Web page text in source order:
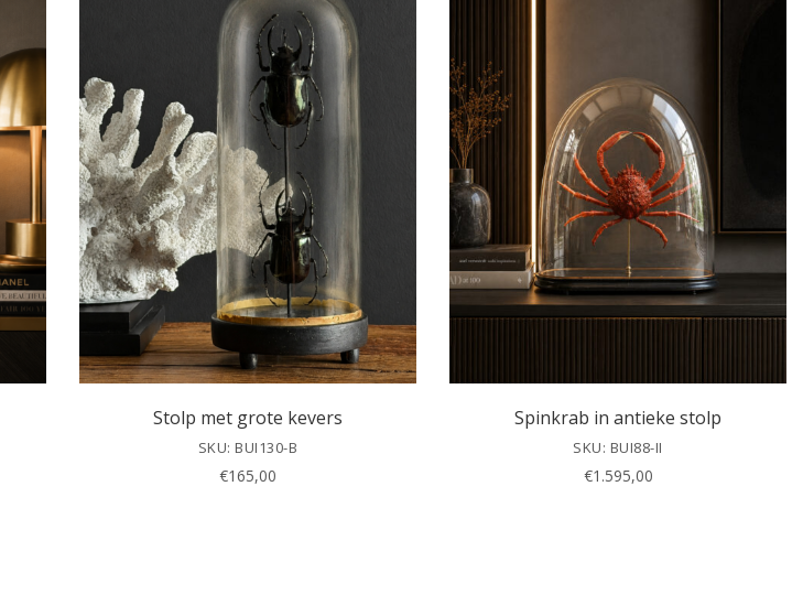
Stolp met grote kevers
SKU: BUI130-B
€165,00
Spinkrab in antieke stolp
SKU: BUI88-II
€1.595,00